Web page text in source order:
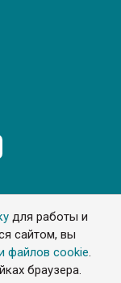
для работы и
сайтом, вы
файлов cookie.
браузера.
с обязательной